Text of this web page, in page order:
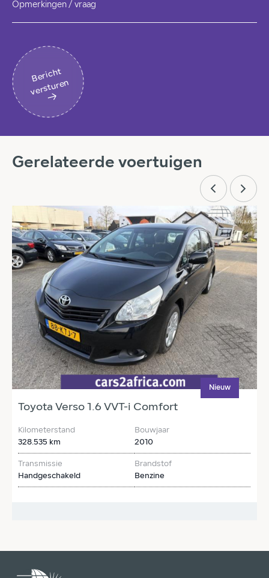
Opmerkingen / vraag
B
eri
c
ht
v
erst
ur
en
Gerelateerde voertuigen
Nieuw
Toyota Verso 1.6 VVT-i Comfort
Kilometerstand
328.535 km
Bouwjaar
2010
Transmissie
Handgeschakeld
Brandstof
Benzine